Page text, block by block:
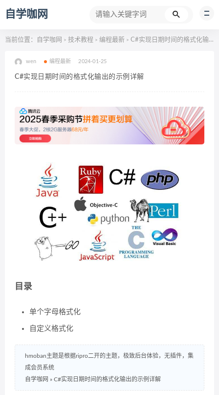
自学咖网
当前位置： 自学咖网 > 技术教程 > 编程最新 > C#实现日期时间的格式化输出的示例详解
wen 编程最新 2024-01-25
C#实现日期时间的格式化输出的示例详解
目录
单个字母格式化
自定义格式化
hmoban主题是根据ripro二开的主题，极致后台体验，无插件，集
成会员系统
自学咖网 » C#实现日期时间的格式化输出的示例详解